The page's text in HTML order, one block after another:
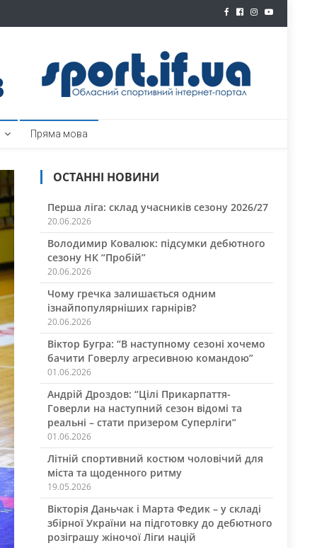
Пряма мова
ОСТАННІ НОВИНИ
Перша ліга: склад учасників сезону 2026/27
20.06.2026
Володимир Ковалюк: підсумки дебютного
сезону НК “Пробій”
20.06.2026
Чому гречка залишається одним
ізнайпопулярніших гарнірів?
20.06.2026
Віктор Бугра: “В наступному сезоні хочемо
бачити Говерлу агресивною командою”
01.06.2026
Андрій Дроздов: “Цілі Прикарпаття-
Говерли на наступний сезон відомі та
реальні – стати призером Суперліги”
01.06.2026
Літній спортивний костюм чоловічий для
міста та щоденного ритму
19.05.2026
Вікторія Даньчак і Марта Федик – у складі
збірної України на підготовку до дебютного
розіграшу жіночої Ліги націй